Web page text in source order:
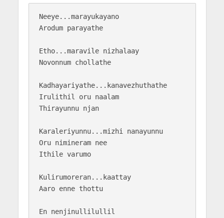
Neeye...marayukayano
Arodum parayathe
Etho...maravile nizhalaay
Novonnum chollathe
Kadhayariyathe...kanavezhuthathe
Irulithil oru naalam
Thirayunnu njan
Karaleriyunnu...mizhi nanayunnu
Oru nimineram nee
Ithile varumo
Kulirumoreran...kaattay
Aaro enne thottu
En nenjinullilullil